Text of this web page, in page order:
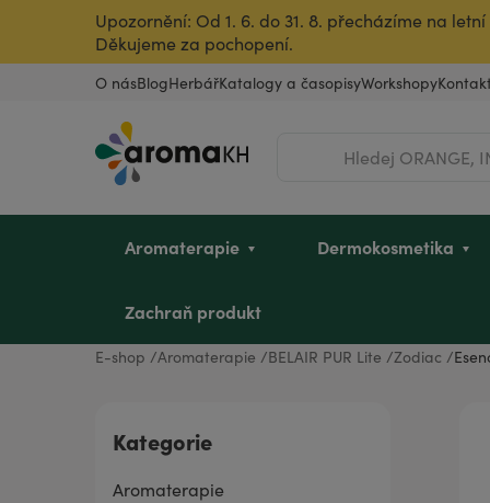
Upozornění: Od 1. 6. do 31. 8. přecházíme na
Děkujeme za pochopení.
O násBlogHerbářKatalogy a časopisyWorkshopyKontakt
Aromaterapie Dermokosmetika
Zachraň produkt
E-shop Aromaterapie BELAIR PUR Lite Zodiac
Kategorie
Aromaterapie